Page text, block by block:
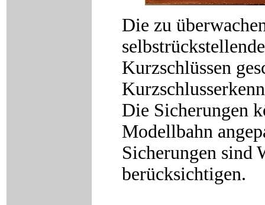
Die zu
Kurzschlüssen
Die Sicherungen
Modellbahn
Sicherungen sind
berücksichtigen.